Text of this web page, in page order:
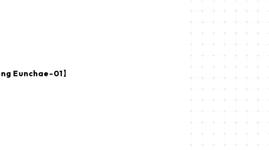
Eunchae-01】